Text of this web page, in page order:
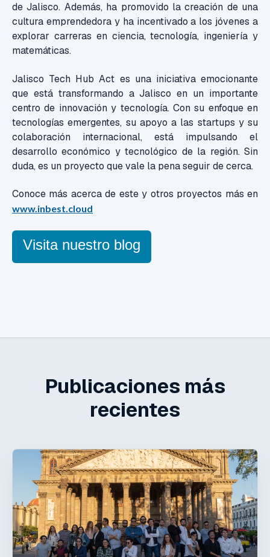
de Jalisco. Además, ha promovido la creación de una
cultura emprendedora y ha incentivado a los jóvenes a
explorar carreras en ciencia, tecnología, ingeniería y
matemáticas.
Jalisco Tech Hub Act es una iniciativa emocionante
que está transformando a Jalisco en un importante
centro de innovación y tecnología. Con su enfoque en
tecnologías emergentes, su apoyo a las startups y su
colaboración internacional, está impulsando el
desarrollo económico y tecnológico de la región. Sin
duda, es un proyecto que vale la pena seguir de cerca.
Conoce más acerca de este y otros proyectos más en
www.inbest.cloud
Visita nuestro blog
Publicaciones más
recientes